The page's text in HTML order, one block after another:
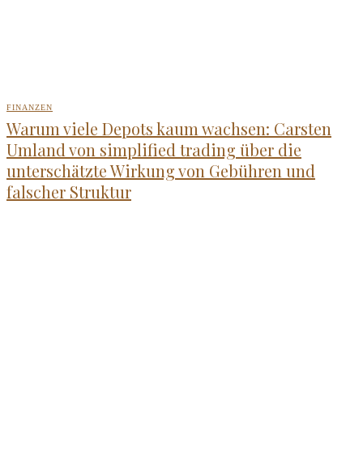
FINANZEN
Warum viele Depots kaum wachsen: Carsten
Umland von simplified trading über die
unterschätzte Wirkung von Gebühren und
falscher Struktur